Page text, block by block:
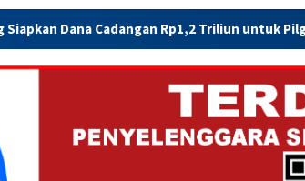
Triliun untuk Pilgub 2029, Disisihkan